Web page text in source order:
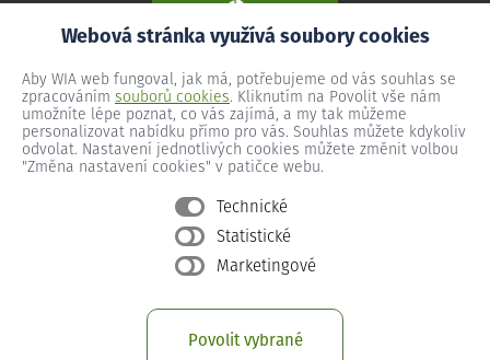
Webová stránka využívá soubory cookies
Aby WIA web fungoval, jak má, potřebujeme od vás souhlas se
zpracováním souborů cookies. Kliknutím na Povolit vše nám
umožníte lépe poznat, co vás zajímá, a my tak můžeme
personalizovat nabídku přímo pro vás. Souhlas můžete kdykoliv
odvolat. Nastavení jednotlivých cookies můžete změnit volbou
"Změna nastavení cookies" v patičce webu.
Technické
Statistické
Marketingové
Povolit vybrané
Všeobecné podmínky
Ochrana osobních údajů
Změna nastavení cookies
Provozní podmínky předplacený internet